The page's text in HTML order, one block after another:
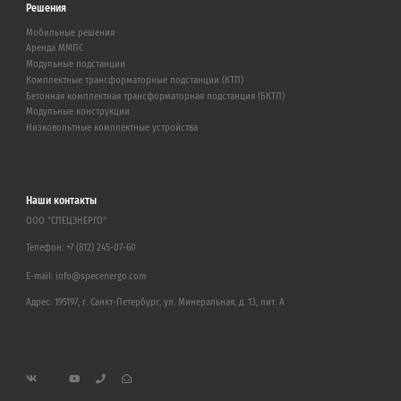
Решения
Мобильные решения
Аренда ММПС
Модульные подстанции
Комплектные трансформаторные подстанции (КТП)
Бетонная комплектная трансформаторная подстанция (БКТП)
Модульные конструкции
Низковольтные комплектные устройства
Наши контакты
ООО "СПЕЦЭНЕРГО"
Телефон: +7 (812) 245-07-60
E-mail: info@specenergo.com
Адрес: 195197, г. Санкт-Петербург, ул. Минеральная, д. 13, лит. А